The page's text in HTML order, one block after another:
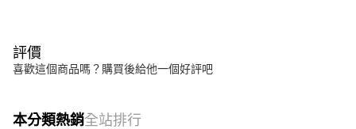
評價
喜歡這個商品嗎？購買後給他一個好評吧
本分類熱銷全站排行